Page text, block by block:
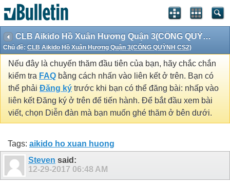
CLB Aikido Hồ Xuân Hương Quận 3(CỐNG QUỲNH CS2)
Chủ đề: CLB Aikido Hồ Xuân Hương Quận 3(CỐNG QUỲNH CS2)
Nếu đây là chuyến thăm đầu tiên của bạn, hãy chắc chắn
kiểm tra FAQ bằng cách nhấn vào liên kết ở trên. Bạn có
thể phải Đăng ký trước khi bạn có thể đăng bài: nhấp vào
liên kết Đăng ký ở trên để tiến hành. Để bắt đầu xem bài
viết, chọn Diễn đàn mà bạn muốn ghé thăm ở bên dưới.
Tags: aikido ho xuan huong
Steven said:
12-29-2017 06:48 AM